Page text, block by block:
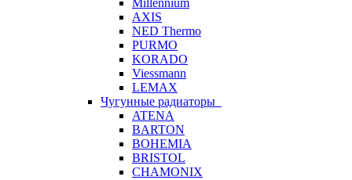
Millennium
AXIS
NED Thermo
PURMO
KORADO
Viessmann
LEMAX
Чугунные радиаторы
ATENA
BARTON
BOHEMIA
BRISTOL
CHAMONIX